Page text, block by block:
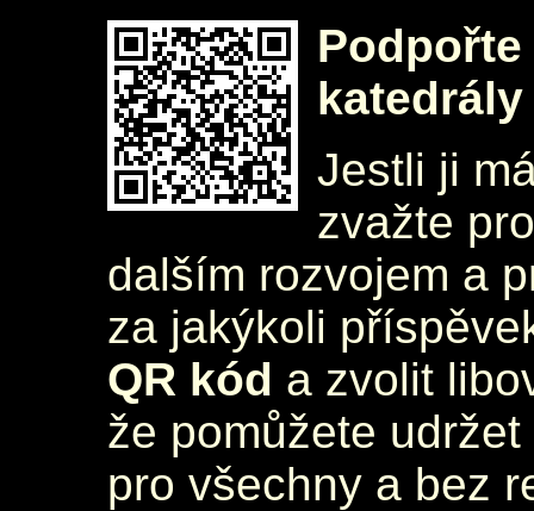
katedrály
Jestli ji
zvažte
dalším rozvojem a
za jakýkoli
QR kód a zvolit
že pomůžete
pro všechny a bez